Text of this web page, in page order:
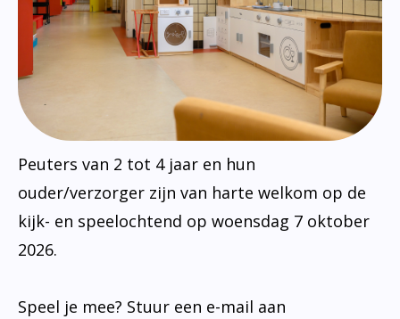
Peuters van 2 tot 4 jaar en hun
ouder/verzorger zijn van harte welkom op de
kijk- en speelochtend op woensdag 7 oktober
2026.
Speel je mee? Stuur een e-mail aan